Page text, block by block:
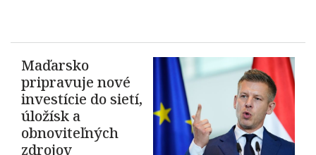
Maďarsko
pripravuje nové
investície do sietí,
úložísk a
obnoviteľných
zdrojov